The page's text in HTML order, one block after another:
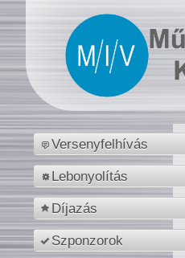
Versenyfelhívás
Lebonyolítás
Díjazás
Szponzorok